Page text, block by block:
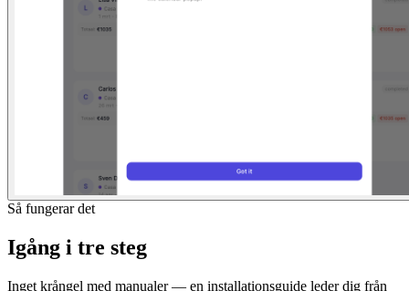
Så fungerar det
Igång i tre steg
Inget krångel med manualer — en installationsguide leder dig från